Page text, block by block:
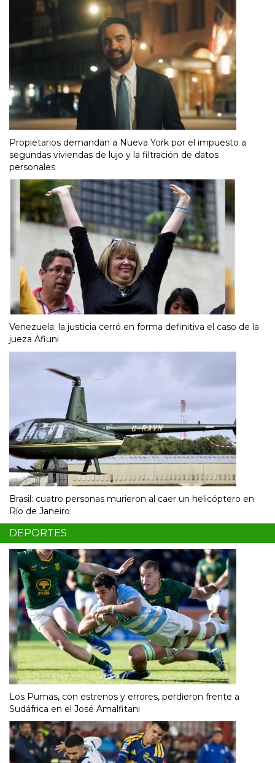
Propietarios demandan a Nueva York por el impuesto a
segundas viviendas de lujo y la filtración de datos
personales
Venezuela: la justicia cerró en forma definitiva el caso de la
jueza Afiuni
Brasil: cuatro personas murieron al caer un helicóptero en
Río de Janeiro
DEPORTES
Los Pumas, con estrenos y errores, perdieron frente a
Sudáfrica en el José Amalfitani